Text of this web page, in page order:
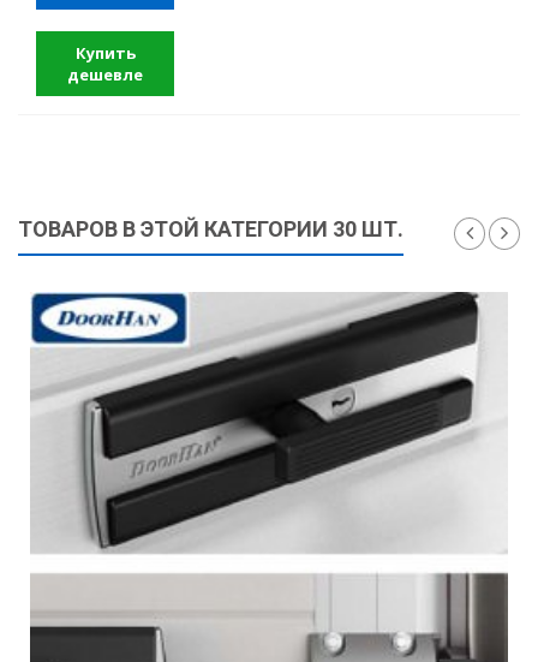
Купить
дешевле
ТОВАРОВ В ЭТОЙ КАТЕГОРИИ 30 ШТ.